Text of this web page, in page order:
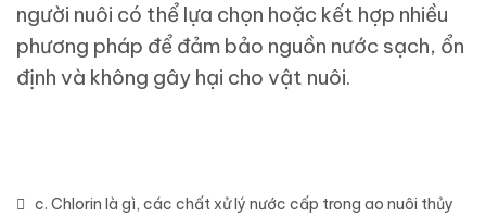
người nuôi có thể lựa chọn hoặc kết hợp nhiều
phương pháp để đảm bảo nguồn nước sạch, ổn
định và không gây hại cho vật nuôi.
c. Chlorin là gì, các chất xử lý nước cấp trong ao nuôi thủy